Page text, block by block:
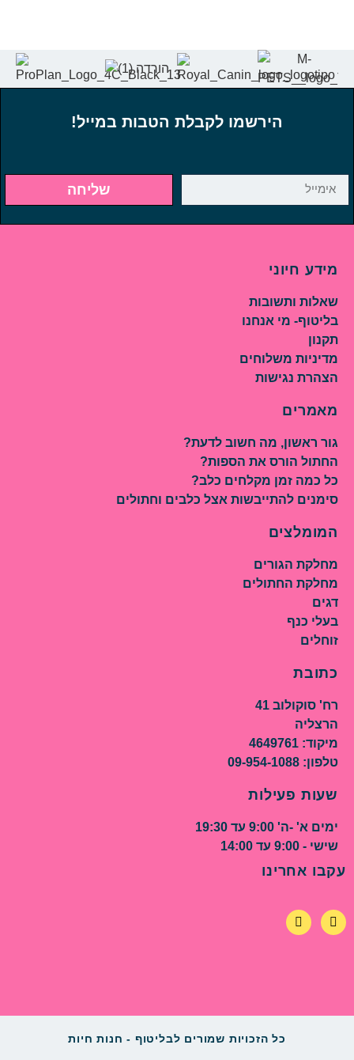
הירשמו לקבלת הטבות במייל!
שליחה
מידע חיוני
שאלות ותשובות
בליטוף- מי אנחנו
תקנון
מדיניות משלוחים
הצהרת נגישות
מאמרים
גור ראשון, מה חשוב לדעת?
החתול הורס את הספות?
כל כמה זמן מקלחים כלב?
סימנים להתייבשות אצל כלבים וחתולים
המומלצים
מחלקת הגורים
מחלקת החתולים
דגים
בעלי כנף
זוחלים
כתובת
רח' סוקולוב 41
הרצליה
מיקוד: 4649761
טלפון: 09-954-1088
שעות פעילות
ימים א' -ה' 9:00 עד 19:30
שישי - 9:00 עד 14:00
עקבו אחרינו
כל הזכויות שמורים לבליטוף - חנות חיות